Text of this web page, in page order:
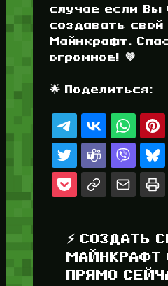
случае если Вы
создавать свой
Майнкрафт.
огромное! 💜
🌟 Поделиться:
⚡ СОЗДАТЬ
МАЙНКРАФТ
ПРЯМО